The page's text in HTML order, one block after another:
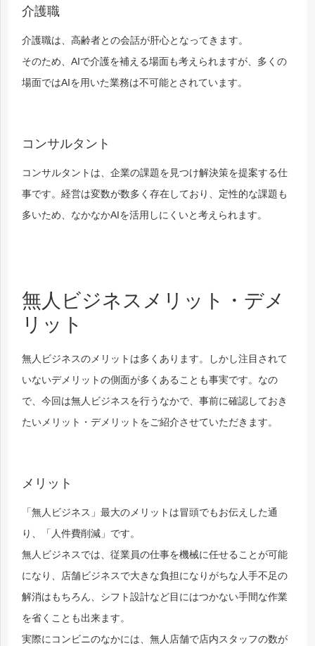
介護職
介護職は、高齢者との会話が肝心となってきます。
そのため、AIで介護を補える場面も考えられますが、多くの
場面ではAIを用いた業務は不可能とされています。
コンサルタント
コンサルタントは、企業の課題を見つけ解決策を提案する仕
事です。経営は変数が数多く存在しており、定性的な課題も
多いため、なかなかAIを活用しにくいと考えられます。
無人ビジネスメリット・デメ
リット
無人ビジネスのメリットは多くあります。しかし注目されて
いないデメリットの側面が多くあることも事実です。なの
で、今回は無人ビジネスを行うなかで、事前に確認しておき
たいメリット・デメリットをご紹介させていただきます。
メリット
「無人ビジネス」最大のメリットは冒頭でもお伝えした通
り、「人件費削減」です。
無人ビジネスでは、従業員の仕事を機械に任せることが可能
になり、店舗ビジネスで大きな負担になりがちな人手不足の
解消はもちろん、シフト設計など目にはつかない手間な作業
を省くことも出来ます。
実際にコンビニのなかには、無人店舗で店内スタッフの数が